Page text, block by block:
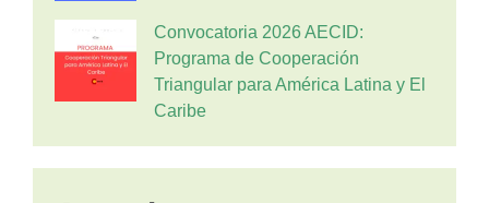
Convocatoria 2026 AECID:
Programa de Cooperación
Triangular para América Latina y El
Caribe